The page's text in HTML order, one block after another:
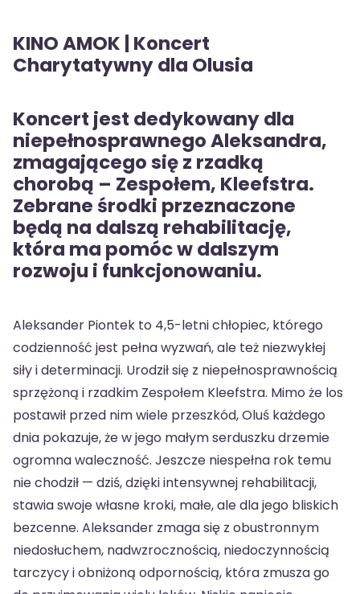
KINO AMOK | Koncert
Charytatywny dla Olusia
Koncert jest dedykowany dla
niepełnosprawnego Aleksandra,
zmagającego się z rzadką
chorobą – Zespołem, Kleefstra.
Zebrane środki przeznaczone
będą na dalszą rehabilitację,
która ma pomóc w dalszym
rozwoju i funkcjonowaniu.
Aleksander Piontek to 4,5-letni chłopiec, którego
codzienność jest pełna wyzwań, ale też niezwykłej
siły i determinacji. Urodził się z niepełnosprawnością
sprzężoną i rzadkim Zespołem Kleefstra. Mimo że los
postawił przed nim wiele przeszkód, Oluś każdego
dnia pokazuje, że w jego małym serduszku drzemie
ogromna waleczność. Jeszcze niespełna rok temu
nie chodził — dziś, dzięki intensywnej rehabilitacji,
stawia swoje własne kroki, małe, ale dla jego bliskich
bezcenne. Aleksander zmaga się z obustronnym
niedosłuchem, nadwzrocznością, niedoczynnością
tarczycy i obniżoną odpornością, która zmusza go